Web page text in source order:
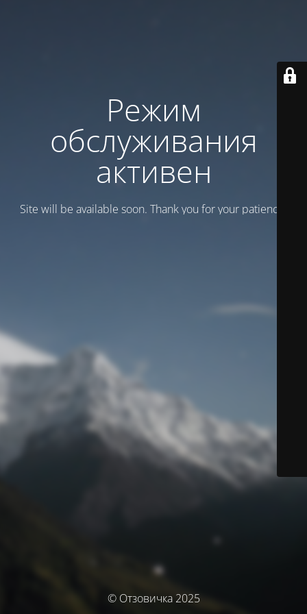
Режим
обслуживания
активен
Site will be available soon. Thank you for your patience!
© Отзовичка 2025